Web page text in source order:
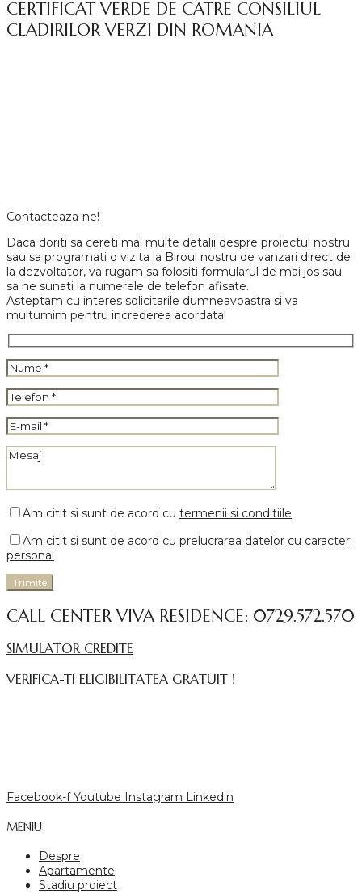
CERTIFICAT VERDE DE CATRE CONSILIUL
CLADIRILOR VERZI DIN ROMANIA
Contacteaza-ne!
Daca doriti sa cereti mai multe detalii despre proiectul nostru
sau sa programati o vizita la Biroul nostru de vanzari direct de
la dezvoltator, va rugam sa folositi formularul de mai jos sau
sa ne sunati la numerele de telefon afisate.
Asteptam cu interes solicitarile dumneavoastra si va
multumim pentru increderea acordata!
Am citit si sunt de acord cu termenii si conditiile
Am citit si sunt de acord cu prelucrarea datelor cu caracter
personal
CALL CENTER VIVA RESIDENCE: 0729.572.570
SIMULATOR CREDITE
VERIFICA-TI ELIGIBILITATEA GRATUIT !
Facebook-f Youtube Instagram Linkedin
MENIU
Despre
Apartamente
Stadiu proiect